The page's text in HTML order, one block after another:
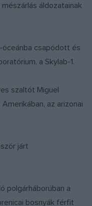
áldozatainak
óceánba csapódott és
a Skylab-1.
szaltót Miguel
az arizonai
járt
polgárháborúban a
bosnyák férfit